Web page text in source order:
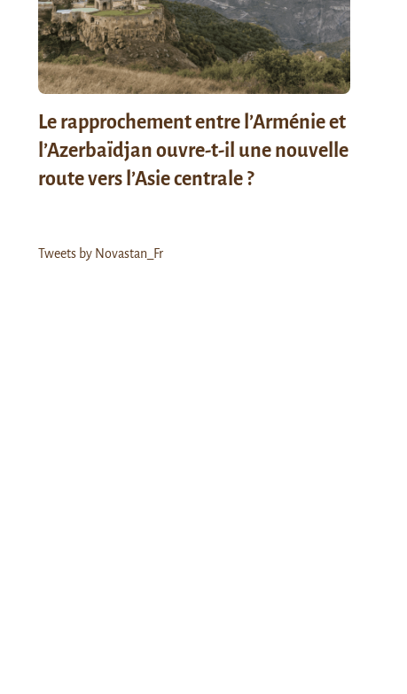
Le rapprochement entre l’Arménie et
l’Azerbaïdjan ouvre-t-il une nouvelle
route vers l’Asie centrale ?
Tweets by Novastan_Fr